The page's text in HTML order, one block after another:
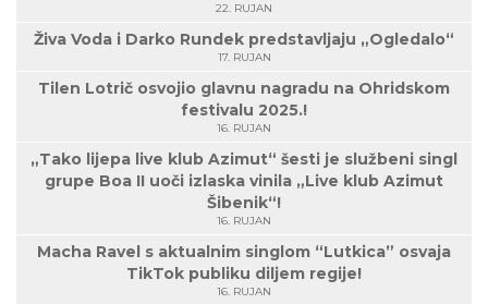
22. RUJAN
Živa Voda i Darko Rundek predstavljaju „Ogledalo“
17. RUJAN
Tilen Lotrič osvojio glavnu nagradu na Ohridskom
festivalu 2025.!
16. RUJAN
„Tako lijepa live klub Azimut“ šesti je službeni singl
grupe Boa II uoči izlaska vinila „Live klub Azimut
Šibenik“!
16. RUJAN
Macha Ravel s aktualnim singlom “Lutkica” osvaja
TikTok publiku diljem regije!
16. RUJAN